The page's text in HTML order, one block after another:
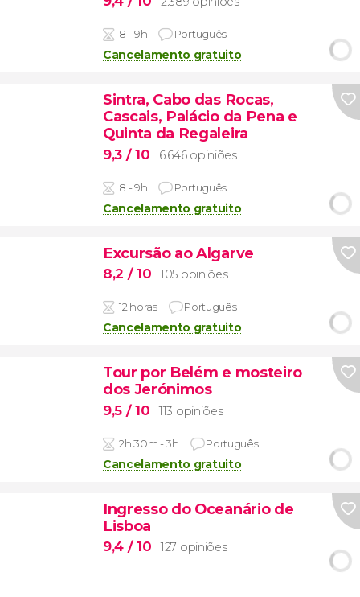
8 - 9h Português
Cancelamento gratuito
Sintra, Cabo das Rocas,
Cascais, Palácio da Pena e
Quinta da Regaleira
9,3 / 10 6.646 opiniões
8 - 9h Português
Cancelamento gratuito
Excursão ao Algarve
8,2 / 10 105 opiniões
12 horas Português
Cancelamento gratuito
Tour por Belém e mosteiro
dos Jerónimos
9,5 / 10 113 opiniões
2h 30m - 3h Português
Cancelamento gratuito
Ingresso do Oceanário de
Lisboa
9,4 / 10 127 opiniões